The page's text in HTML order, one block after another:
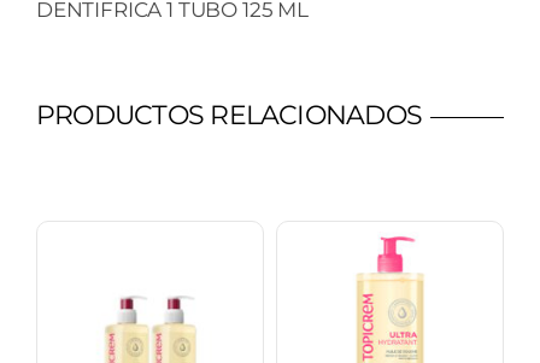
DENTIFRICA 1 TUBO 125 ML
PRODUCTOS RELACIONADOS